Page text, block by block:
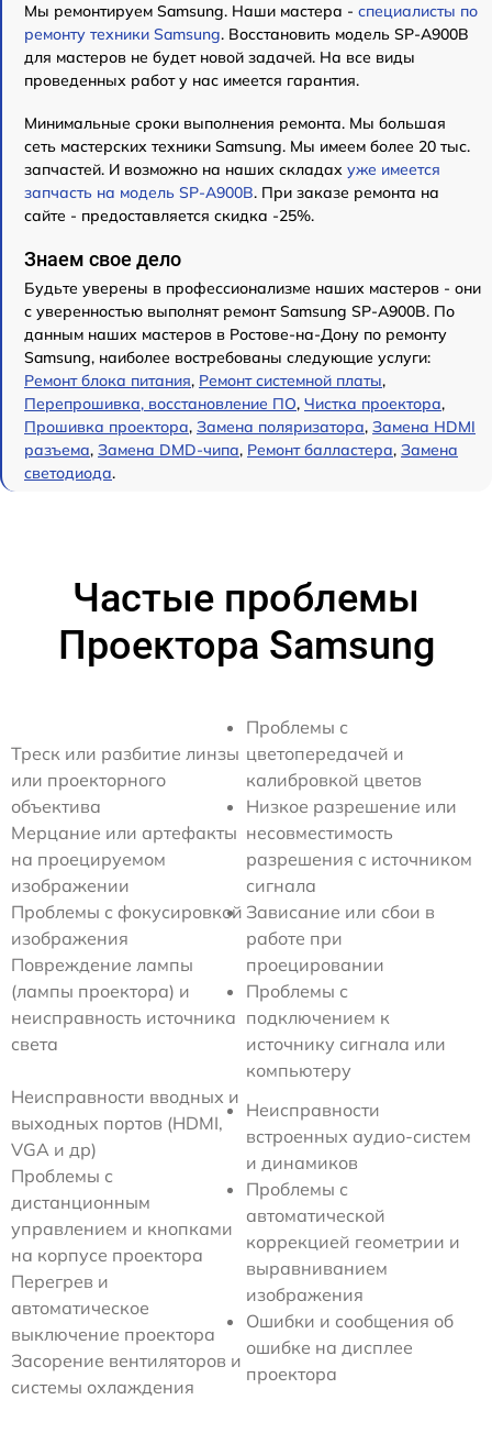
Мы ремонтируем Samsung. Наши мастера - специалисты по
ремонту техники Samsung. Восстановить модель SP-A900B
для мастеров не будет новой задачей. На все виды
проведенных работ у нас имеется гарантия.
Минимальные сроки выполнения ремонта. Мы большая
сеть мастерских техники Samsung. Мы имеем более 20 тыс.
запчастей. И возможно на наших складах уже имеется
запчасть на модель SP-A900B. При заказе ремонта на
сайте - предоставляется скидка -25%.
Знаем свое дело
Будьте уверены в профессионализме наших мастеров - они
с уверенностью выполнят ремонт Samsung SP-A900B. По
данным наших мастеров в Ростове-на-Дону по ремонту
Samsung, наиболее востребованы следующие услуги:
Ремонт блока питания, Ремонт системной платы,
Перепрошивка, восстановление ПО, Чистка проектора,
Прошивка проектора, Замена поляризатора, Замена HDMI
разъема, Замена DMD-чипа, Ремонт балластера, Замена
светодиода.
Частые проблемы
Проектора Samsung
Треск или разбитие линзы
или проекторного
объектива
Мерцание или артефакты
на проецируемом
изображении
Проблемы с фокусировкой
изображения
Повреждение лампы
(лампы проектора) и
неисправность источника
света
Проблемы с
цветопередачей и
калибровкой цветов
Низкое разрешение или
несовместимость
разрешения с источником
сигнала
Зависание или сбои в
работе при
проецировании
Проблемы с
подключением к
источнику сигнала или
компьютеру
Неисправности вводных и
выходных портов (HDMI,
VGA и др)
Проблемы с
дистанционным
управлением и кнопками
на корпусе проектора
Перегрев и
автоматическое
выключение проектора
Засорение вентиляторов и
системы охлаждения
Неисправности
встроенных аудио-систем
и динамиков
Проблемы с
автоматической
коррекцией геометрии и
выравниванием
изображения
Ошибки и сообщения об
ошибке на дисплее
проектора